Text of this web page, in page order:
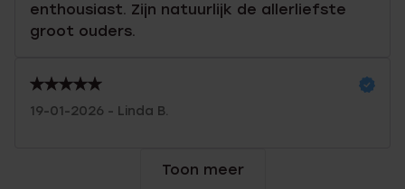
enthousiast. Zijn natuurlijk de allerliefste
groot ouders.
19-01-2026 - Linda B.
Toon meer